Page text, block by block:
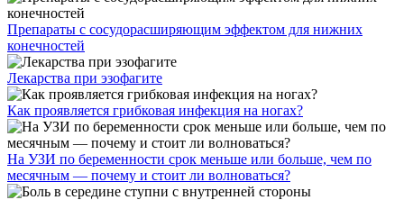
Препараты с сосудорасширяющим эффектом для нижних
конечностей
Лекарства при эзофагите
Как проявляется грибковая инфекция на ногах?
На УЗИ по беременности срок меньше или больше, чем по
месячным — почему и стоит ли волноваться?